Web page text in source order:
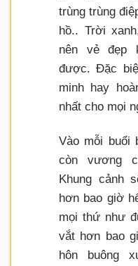
trùng trùng
hồ.. Trời
nên vẻ đẹp
được. Đặc
minh hay
nhất cho mọi
Vào mỗi buổi
còn vương
Khung cảnh
hơn bao giờ
mọi thứ như
vắt hơn bao
hôn buông